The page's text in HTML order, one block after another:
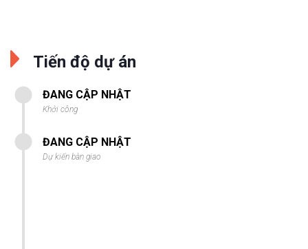
Tiến độ dự án
ĐANG CẬP NHẬT
Khởi công
ĐANG CẬP NHẬT
Dự kiến bàn giao